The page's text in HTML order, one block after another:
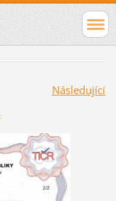
Následující